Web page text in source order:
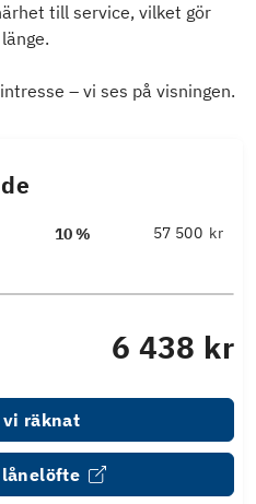
till service, vilket gör
– vi ses på visningen.
10 % kr
6 438 kr
vi räknat
lånelöfte